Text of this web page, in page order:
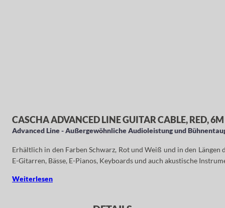
CASCHA ADVANCED LINE GUITAR CABLE, RED, 6M
Advanced Line - Außergewöhnliche Audioleistung und
Erhältlich in den Farben Schwarz, Rot und Weiß und in den
E-Gitarren, Bässe, E-Pianos, Keyboards und auch akustische
Weiterlesen